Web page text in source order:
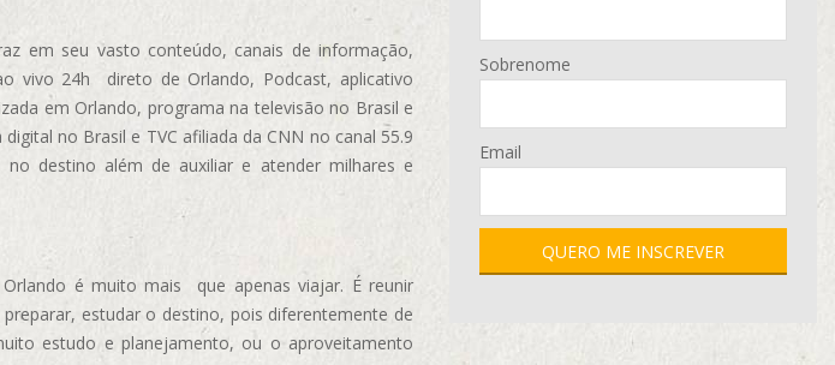
em seu vasto conteúdo, canais de informação,
vivo 24h direto de Orlando, Podcast, aplicativo
em Orlando, programa na televisão no Brasil e
no Brasil e TVC afiliada da CNN no canal 55.9
destino além de auxiliar e atender milhares e
é muito mais que apenas viajar. É reunir
estudar o destino, pois diferentemente de
estudo e planejamento, ou o aproveitamento
Sobrenome
Email